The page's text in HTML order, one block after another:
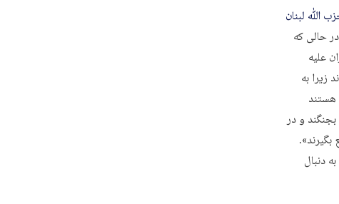
ﷲ لبنان
حالی که
علیه
زیرا به
و در
به دنبال